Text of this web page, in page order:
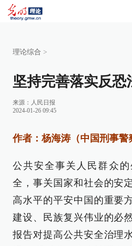
理论综合 >
坚持完善落实反恐
来源： 人民日报
2024-01-26 09:45
作者：杨海涛（中国刑事警
公共安全事关人民群众
全，事关国家和社会的安
高水平的平安中国的重要
建设、民族复兴伟业的必
报告对提高公共安全治理